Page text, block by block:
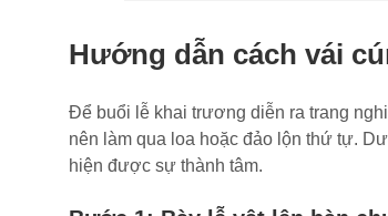
Hướng dẫn cách vái
Để buổi lễ khai trương diễn ra trang
nên làm qua loa hoặc đảo lộn thứ tự.
hiện được sự thành tâm.